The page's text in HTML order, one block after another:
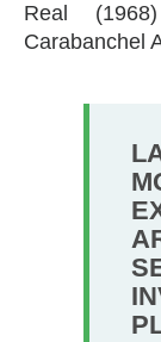
Real
Carabanchel